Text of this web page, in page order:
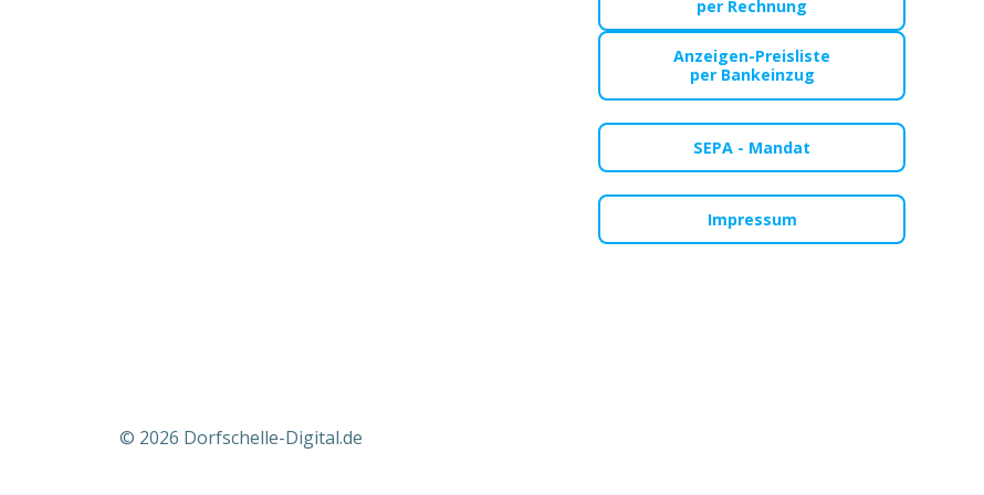
per Rechnung
Anzeigen-Preisliste
per Bankeinzug
SEPA - Mandat
Impressum
© 2026 Dorfschelle-Digital.de